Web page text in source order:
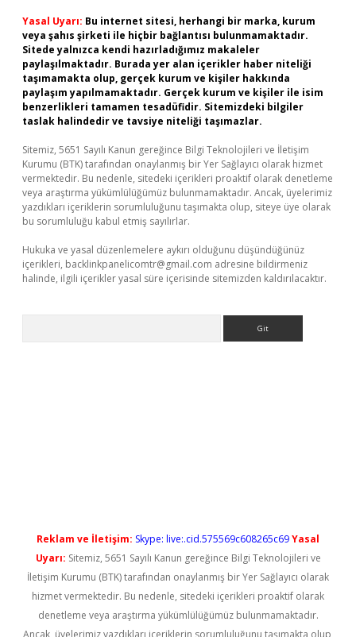
Yasal Uyarı: Bu internet sitesi, herhangi bir marka, kurum
veya şahıs şirketi ile hiçbir bağlantısı bulunmamaktadır.
Sitede yalnızca kendi hazırladığımız makaleler
paylaşılmaktadır. Burada yer alan içerikler haber niteliği
taşımamakta olup, gerçek kurum ve kişiler hakkında
paylaşım yapılmamaktadır. Gerçek kurum ve kişiler ile isim
benzerlikleri tamamen tesadüfidir. Sitemizdeki bilgiler
taslak halindedir ve tavsiye niteliği taşımazlar.
Sitemiz, 5651 Sayılı Kanun gereğince Bilgi Teknolojileri ve İletişim
Kurumu (BTK) tarafından onaylanmış bir Yer Sağlayıcı olarak hizmet
vermektedir. Bu nedenle, sitedeki içerikleri proaktif olarak denetleme
veya araştırma yükümlülüğümüz bulunmamaktadır. Ancak, üyelerimiz
yazdıkları içeriklerin sorumluluğunu taşımakta olup, siteye üye olarak
bu sorumluluğu kabul etmiş sayılırlar.
Hukuka ve yasal düzenlemelere aykırı olduğunu düşündüğünüz
içerikleri, backlinkpanelicomtr@gmail.com adresine bildirmeniz
halinde, ilgili içerikler yasal süre içerisinde sitemizden kaldırılacaktır.
Reklam ve İletişim: Skype: live:.cid.575569c608265c69Yasal
Uyarı: Sitemiz, 5651 Sayılı Kanun gereğince Bilgi Teknolojileri ve
İletişim Kurumu (BTK) tarafından onaylanmış bir Yer Sağlayıcı olarak
hizmet vermektedir. Bu nedenle, sitedeki içerikleri proaktif olarak
denetleme veya araştırma yükümlülüğümüz bulunmamaktadır.
Ancak, üyelerimiz yazdıkları içeriklerin sorumluluğunu taşımakta olup,